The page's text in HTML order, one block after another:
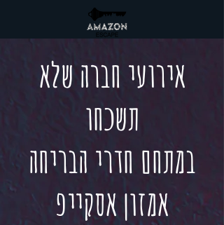
אירועי חברה שלא
תשכחו
במתחם חדרי הבריחה
אמזון אסקייפ